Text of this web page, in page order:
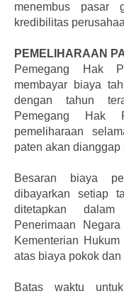
menembus pasar
kredibilitas
PEMELIHARAAN
Pemegang Hak
membayar biaya
dengan tahun
Pemegang Hak
pemeliharaan
paten akan dianggap
Besaran biaya
dibayarkan setiap
ditetapkan
Penerimaan
Kementerian
atas biaya pokok
Batas waktu